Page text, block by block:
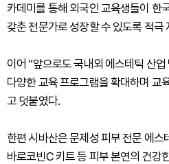
카데미를 통해 외국인 교육생들이 한
갖춘 전문가로 성장할 수 있도록 적극
이어 “앞으로도 국내외 에스테틱 산
다양한 교육 프로그램을 확대하며 교
고 덧붙였다.
한편 시바산은 문제성 피부 전문 에
바로코빈C 키트 등 피부 본연의 건강